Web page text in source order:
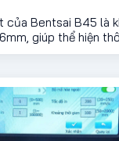
của Bentsai B45 là
giúp thể hiện
hơn hẳn các